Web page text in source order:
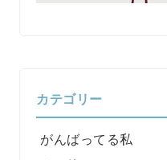
カテゴリー
がんばってる私